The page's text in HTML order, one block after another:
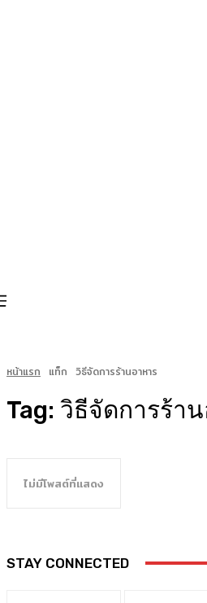
หน้าแรก แท็ก วิธีจัดการร้านอาหาร
Tag: วิธีจัดการร้า
ไม่มีโพสต์ที่แสดง
STAY CONNECTED